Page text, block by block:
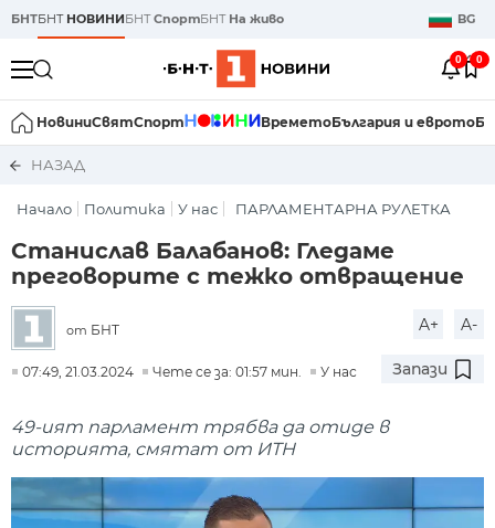
БНТБНТ НОВИНИБНТСпортБНТ На живо BG
0 0
НовиниСвятСпорт ВреметоБългария и еврото
НАЗАД
Начало Политика У нас ПАРЛАМЕНТАРНА РУЛЕТКА
Станислав Балабанов: Гледаме
преговорите с тежко отвращение
от БНТ A+ A-
07:49, 21.03.2024 Чете се за: 01:57 мин. У нас Запази
49-ият парламент трябва да отиде в
историята, смятат от ИТН